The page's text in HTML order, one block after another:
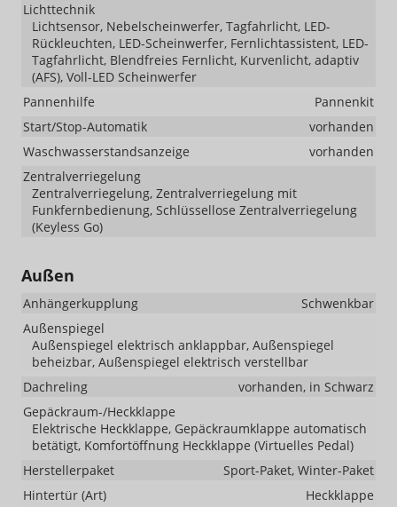
Lichttechnik
Lichtsensor, Nebelscheinwerfer, Tagfahrlicht, LED-
Rückleuchten, LED-Scheinwerfer, Fernlichtassistent, LED-
Tagfahrlicht, Blendfreies Fernlicht, Kurvenlicht, adaptiv
(AFS), Voll-LED Scheinwerfer
Pannenhilfe
Pannenkit
Start/Stop-Automatik
vorhanden
Waschwasserstandsanzeige
vorhanden
Zentralverriegelung
Zentralverriegelung, Zentralverriegelung mit
Funkfernbedienung, Schlüssellose Zentralverriegelung
(Keyless Go)
Außen
Anhängerkupplung
Schwenkbar
Außenspiegel
Außenspiegel elektrisch anklappbar, Außenspiegel
beheizbar, Außenspiegel elektrisch verstellbar
Dachreling
vorhanden, in Schwarz
Gepäckraum-/Heckklappe
Elektrische Heckklappe, Gepäckraumklappe automatisch
betätigt, Komfortöffnung Heckklappe (Virtuelles Pedal)
Herstellerpaket
Sport-Paket, Winter-Paket
Hintertür (Art)
Heckklappe